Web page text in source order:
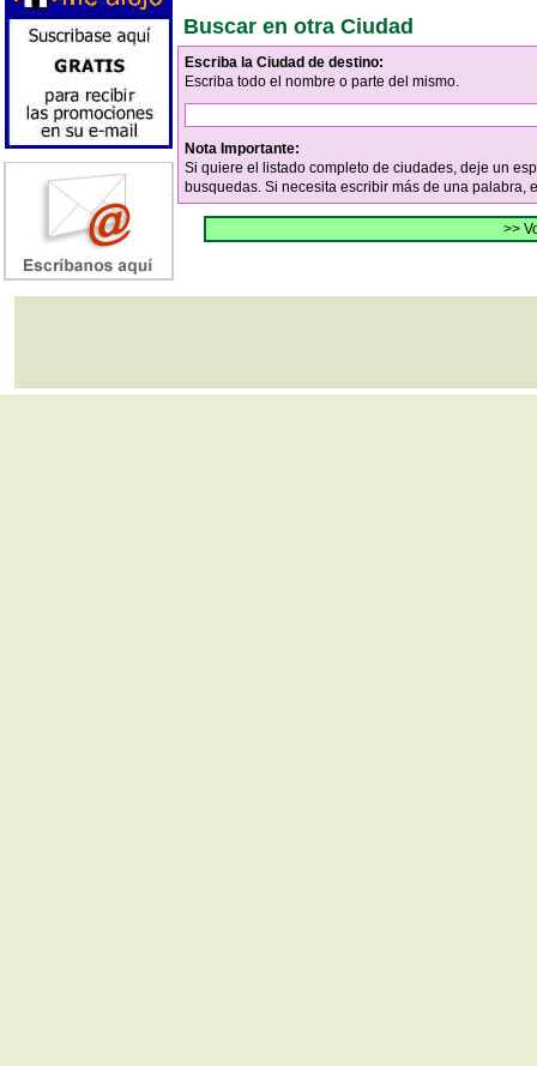
Buscar en otra Ciudad
Escriba la Ciudad de destino:
Escriba todo el nombre o parte del mismo.
Nota Importante:
Si quiere el listado completo de ciudades, deje un
busquedas. Si necesita escribir más de una palabra,
>>